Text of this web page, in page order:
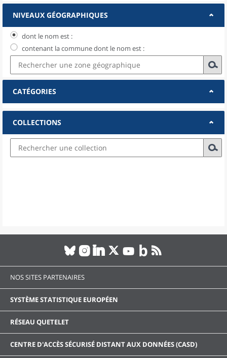
NIVEAUX GÉOGRAPHIQUES
dont le nom est :
contenant la commune dont le nom est :
CATÉGORIES
COLLECTIONS
NOS SITES PARTENAIRES
SYSTÈME STATISTIQUE EUROPÉEN
RÉSEAU QUETELET
CENTRE D'ACCÈS SÉCURISÉ DISTANT AUX DONNÉES (CASD)